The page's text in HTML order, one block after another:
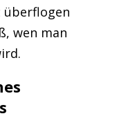
überflogen
wen man